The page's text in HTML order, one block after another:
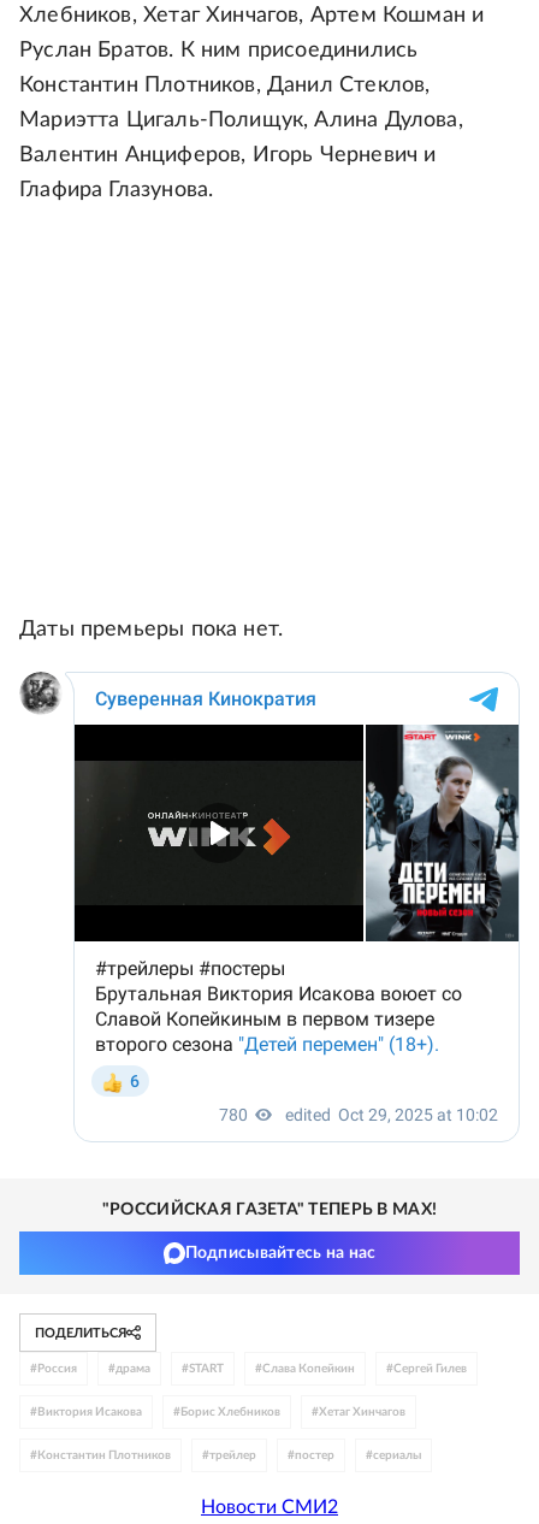
Хлебников, Хетаг Хинчагов, Артем Кошман и
Руслан Братов. К ним присоединились
Константин Плотников, Данил Стеклов,
Мариэтта Цигаль-Полищук, Алина Дулова,
Валентин Анциферов, Игорь Черневич и
Глафира Глазунова.
Даты премьеры пока нет.
"РОССИЙСКАЯ ГАЗЕТА" ТЕПЕРЬ В MAX!
Подписывайтесь на нас
ПОДЕЛИТЬСЯ
# Россия #драма #START #Слава Копейкин #Сергей Гилев
# Виктория Исакова # Борис Хлебников #Хетаг Хинчагов
# Константин Плотников #трейлер #постер #сериалы
Новости СМИ2